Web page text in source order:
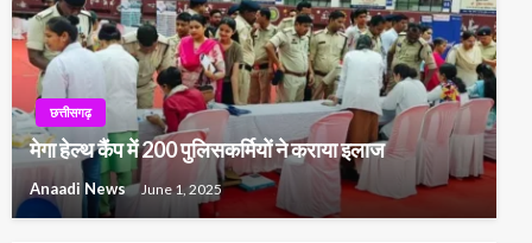
छत्तीसगढ़
मेगा हेल्थ कैंप में 200 पुलिसकर्मियों ने कराया इलाज
Anaadi News June 1, 2025